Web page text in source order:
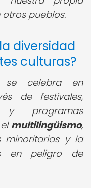
pueblos.
diversidad
culturas?
se celebra en
de festivales,
y programas
multilingüismo,
y la
en peligro de